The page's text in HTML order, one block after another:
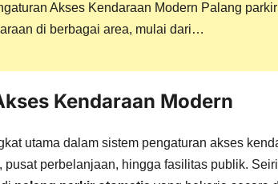
Akses Kendaraan Modern Palang parkir
di berbagai area, mulai dari…
Kendaraan Modern
utama dalam sistem pengaturan akses
pusat perbelanjaan, hingga fasilitas publik.